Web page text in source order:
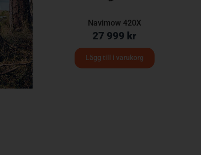
Navimow 420X
27 999 kr
Lägg till i varukorg